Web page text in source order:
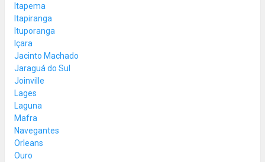
Itapema
Itapiranga
Ituporanga
Içara
Jacinto Machado
Jaraguá do Sul
Joinville
Lages
Laguna
Mafra
Navegantes
Orleans
Ouro